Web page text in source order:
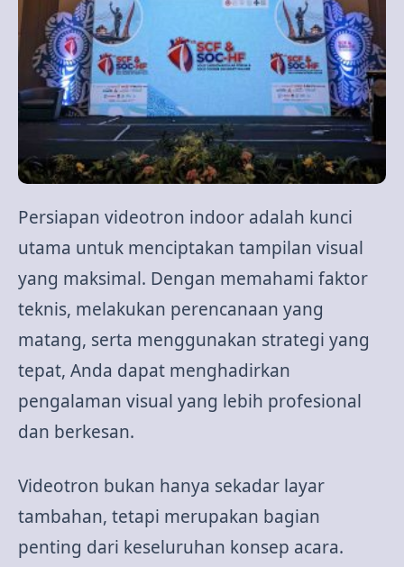
Persiapan videotron indoor adalah kunci
utama untuk menciptakan tampilan visual
yang maksimal. Dengan memahami faktor
teknis, melakukan perencanaan yang
matang, serta menggunakan strategi yang
tepat, Anda dapat menghadirkan
pengalaman visual yang lebih profesional
dan berkesan.
Videotron bukan hanya sekadar layar
tambahan, tetapi merupakan bagian
penting dari keseluruhan konsep acara.